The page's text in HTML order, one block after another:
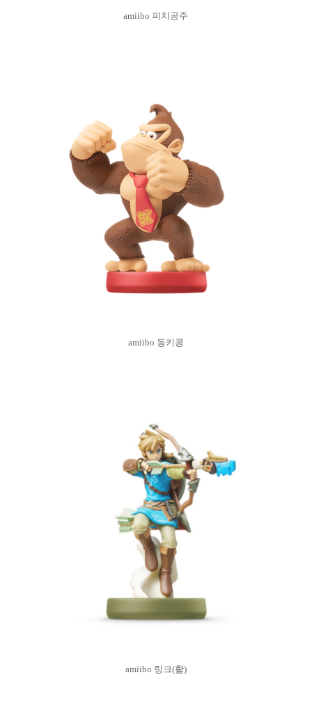
amiibo 피치공주
amiibo 동키콩
amiibo 링크(활)